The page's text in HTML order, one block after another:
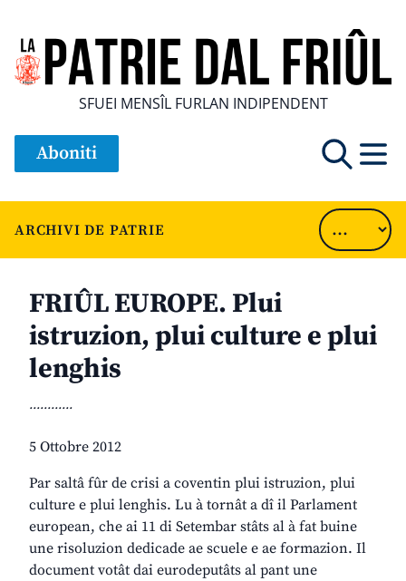
SFUEI MENSÎL FURLAN INDIPENDENT
Aboniti
ARCHIVI DE PATRIE
FRIÛL EUROPE. Plui
istruzion, plui culture e plui
lenghis
............
5 Ottobre 2012
Par saltâ fûr de crisi a coventin plui istruzion, plui
culture e plui lenghis. Lu à tornât a dî il Parlament
european, che ai 11 di Setembar stâts al à fat buine
une risoluzion dedicade ae scuele e ae formazion. Il
document votât dai eurodeputâts al pant une